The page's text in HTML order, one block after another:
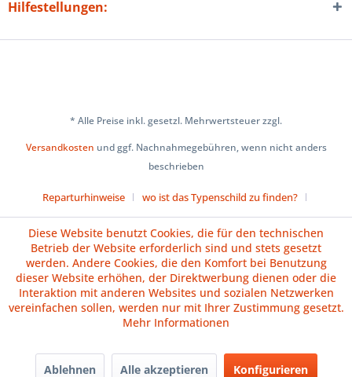
Hilfestellungen:
* Alle Preise inkl. gesetzl. Mehrwertsteuer zzgl.
Versandkosten und ggf. Nachnahmegebühren, wenn nicht anders
beschrieben
Reparturhinweise
wo ist das Typenschild zu finden?
Versand und Zahlungsbedingungen
Impressum
AGB
Widerrufsrecht
Datenschutz Batteriehinweise
Vertrag widerrufen
Diese Website benutzt Cookies, die für den technischen
Betrieb der Website erforderlich sind und stets gesetzt
werden. Andere Cookies, die den Komfort bei Benutzung
dieser Website erhöhen, der Direktwerbung dienen oder die
Interaktion mit anderen Websites und sozialen Netzwerken
vereinfachen sollen, werden nur mit Ihrer Zustimmung gesetzt.
Mehr Informationen
Ablehnen Alle akzeptieren Konfigurieren